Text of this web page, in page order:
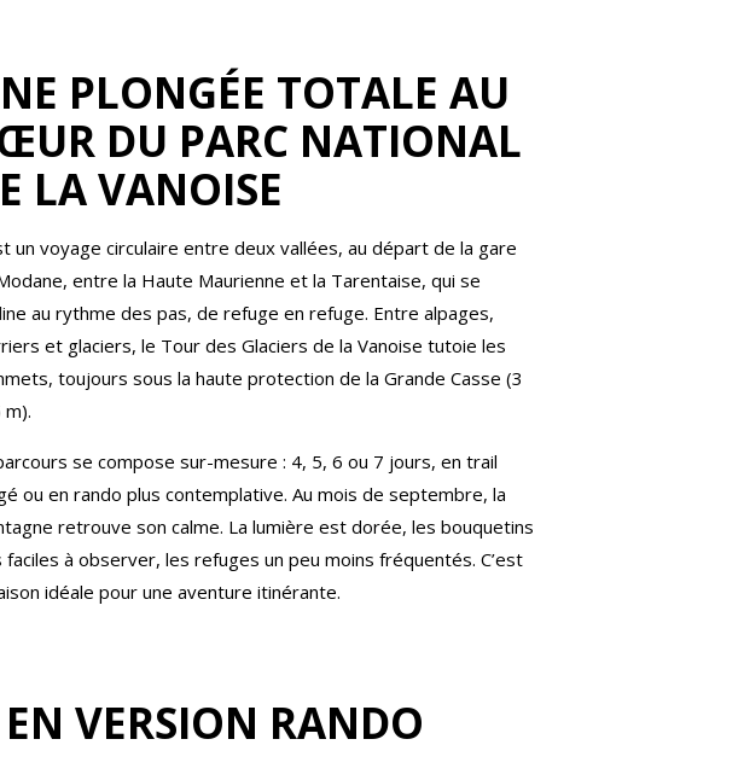
PLONGÉE TOTALE AU
DU PARC NATIONAL
LA VANOISE
un voyage circulaire entre deux vallées, au départ de la gare
entre la Haute Maurienne et la Tarentaise, qui se
au rythme des pas, de refuge en refuge. Entre alpages,
et glaciers, le Tour des Glaciers de la Vanoise tutoie les
toujours sous la haute protection de la Grande Casse (3
se compose sur-mesure : 4, 5, 6 ou 7 jours, en trail
ou en rando plus contemplative. Au mois de septembre, la
retrouve son calme. La lumière est dorée, les bouquetins
faciles à observer, les refuges un peu moins fréquentés. C’est
idéale pour une aventure itinérante.
VERSION RANDO